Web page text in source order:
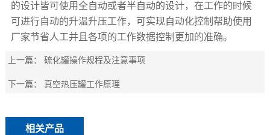
的设计皆可使用全自动或者半自动的设计，在工作的时候
可进行自动的升温升压工作，可实现自动化控制帮助使用
厂家节省人工并且各项的工作数据控制更加的准确。
上一篇：硫化罐操作规程及注意事项
下一篇：真空热压罐工作原理
相关产品